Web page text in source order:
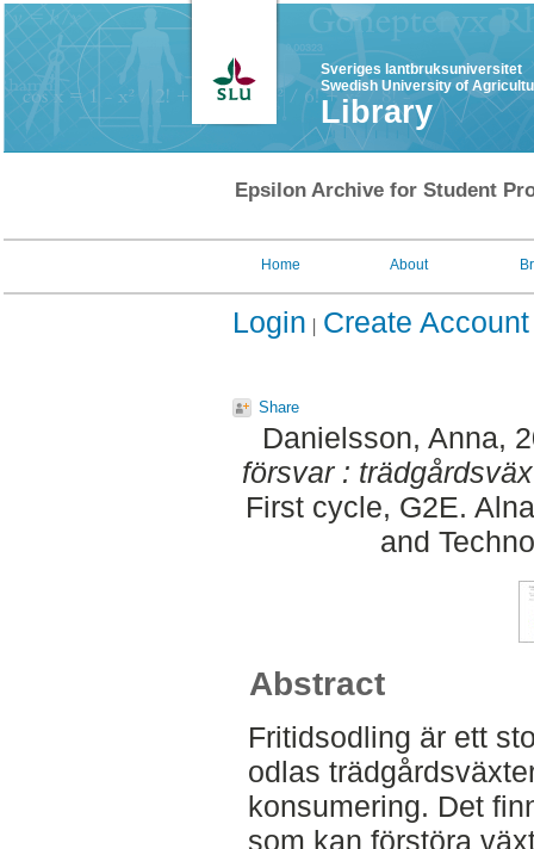
Sveriges lantbruksuniversitet
Swedish University of
Library
Epsilon Archive for Student
Home About
Login Create Account
Share
Danielsson, Anna,
försvar :
First cycle, G2E.
and
Abstract
Fritidsodling är ett
odlas
konsumering. Det
som kan förstöra